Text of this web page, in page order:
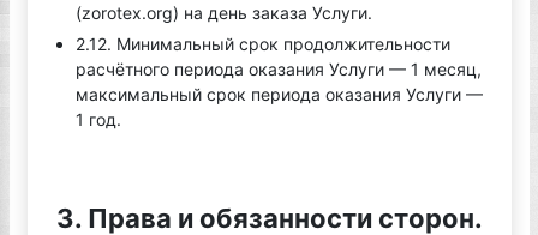
(zorotex.org) на день заказа Услуги.
2.12. Минимальный срок продолжительности
расчётного периода оказания Услуги — 1 месяц,
максимальный срок периода оказания Услуги —
1 год.
3. Права и обязанности сторон.